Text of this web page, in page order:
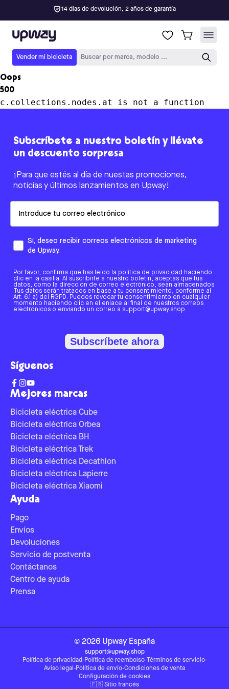
14 días de devolución, 2 años de garantía
Upway
Vender mi bicicleta Buscar por marca, modelo ...
Oops
500
c.collections.nodes.at is not a function
Mejores marcas
Bicicleta eléctrica Cube
Bicicleta eléctrica Orbea
Bicicleta eléctrica BH
Bicicleta eléctrica Trek
Bicicleta eléctrica Decathlon
Bicicleta eléctrica Lapierre
Bicicleta eléctrica Xiaomi
Ayuda
Pago
Envíos
Devoluciones
Servicio de postventa
Contáctanos
Centro de ayuda
Prensa
Subscríbete a nuestro boletín y llévate
un descuento sorpresa
¡Para que estés al día de nuestas promociones,
noticias y últimos lanzamientos en Upway!
Sí, deseo recibir correos electrónicos de marketing
de Upway.
Por favor, confirma que has leído la política de privacidad haciendo
clic en la casilla. Al suscribirte a nuestro boletín, aceptas que tus
datos, como la dirección de correo electrónico, sean almacenados.
Tus datos serán tratados en base a tu consentimiento, conforme al
Art. 6.1 a) del RGPD. Puedes revocar tu consentimiento en cualquier
momento haciendo clic en el enlace al final de nuestros correos
electrónicos o enviando un correo a support@upway.shop.
Subscríbete ahora
Síguenos
© 2026 Upway España
support@upway.shop
Política de privacidad-Política de reembolso-Términos de servicio-
Aviso legal -Política de envío-Condiciones de venta
Configuración de cookies
🇫🇷 Sitio francés